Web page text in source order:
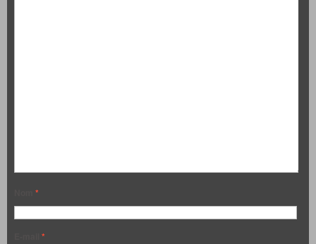
*
*